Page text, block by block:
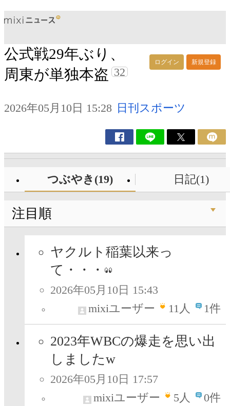
ログイン 新規登録
公式戦29年ぶり、
周東が単独本盗 32
2026年05月10日 15:28 日刊スポーツ
つぶやき(19) 日記(1)
注目順
ヤクルト稲葉以来っ
て・・・
2026年05月10日 15:43
mixiユーザー
11人 1件
2023年WBCの爆走を思い出
しましたw
2026年05月10日 17:57
mixiユーザー
5人 0件